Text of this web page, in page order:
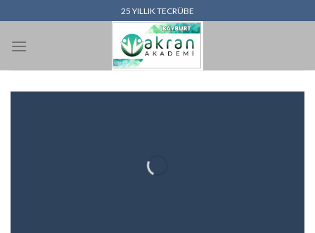
atla
25 YILLIK TECRÜBE